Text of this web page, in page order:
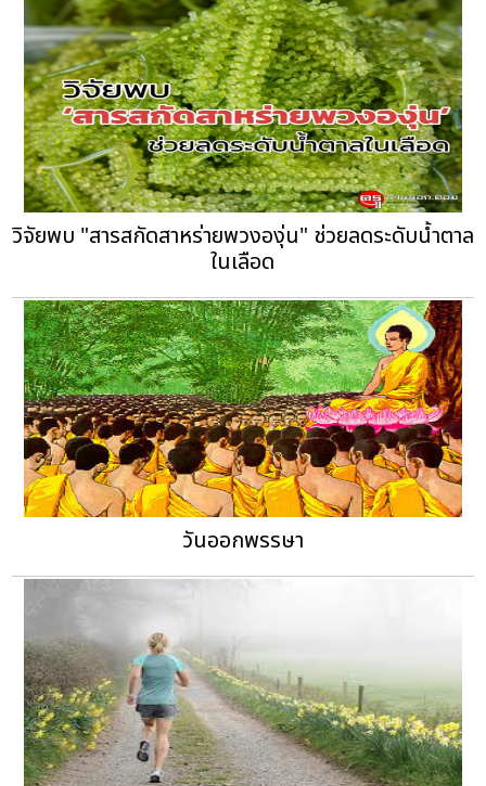
วิจัยพบ "สารสกัดสาหร่ายพวงองุ่น" ช่วยลดระดับน้ำตาล
ในเลือด
วันออกพรรษา